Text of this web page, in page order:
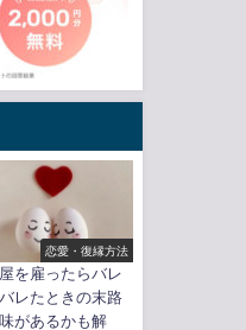
恋愛・復縁方法
を雇ったらバレ
レたときの末路
があるかも解